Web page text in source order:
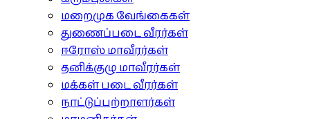
மறைமுக வேங்கைகள்
துணைப்படை வீரர்கள்
ஈரோஸ் மாவீரர்கள்
தனிக்குழு மாவீரர்கள்
மக்கள் படை வீரர்கள்
நாட்டுப்பற்றாளர்கள்